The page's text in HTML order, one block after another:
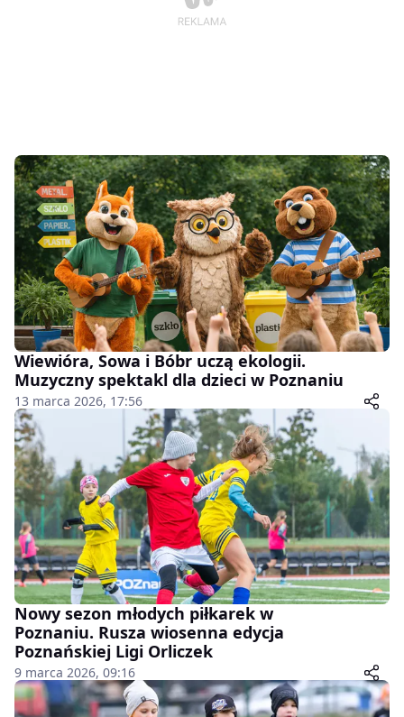
Wiewióra, Sowa i Bóbr uczą ekologii.
Muzyczny spektakl dla dzieci w Poznaniu
13 marca 2026, 17:56
Nowy sezon młodych piłkarek w
Poznaniu. Rusza wiosenna edycja
Poznańskiej Ligi Orliczek
9 marca 2026, 09:16